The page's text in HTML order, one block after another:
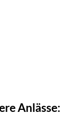
Anlässe: